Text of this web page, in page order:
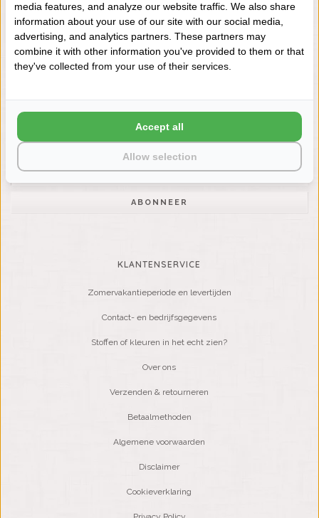
LIENSLINNENWINKEL.NL
VRAGEN? BEL DAN
+31 (0) 575 511817
Wilt u op de hoogte blijven?
Word lid van onze mailinglijst:
ABONNEER
KLANTENSERVICE
Zomervakantieperiode en levertijden
Contact- en bedrijfsgegevens
Stoffen of kleuren in het echt zien?
Over ons
Verzenden & retourneren
Betaalmethoden
Algemene voorwaarden
Disclaimer
Cookieverklaring
media features, and analyze our website traffic. We also share
information about your use of our site with our social media,
advertising, and analytics partners. These partners may
combine it with other information you've provided to them or that
they've collected from your use of their services.
Allow selection
Accept all